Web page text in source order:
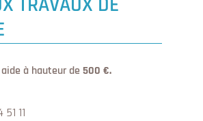
TRAVAUX DE
aide à hauteur de 500 €.
11